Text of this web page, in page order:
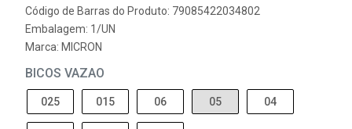
Código de Barras do Produto: 79085422034802
Embalagem: 1/UN
Marca: MICRON
BICOS VAZAO
025 015 06 05 04